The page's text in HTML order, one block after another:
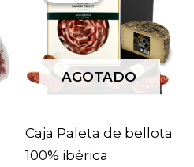
AGOTADO
Caja Paleta de bellota
100% ibérica